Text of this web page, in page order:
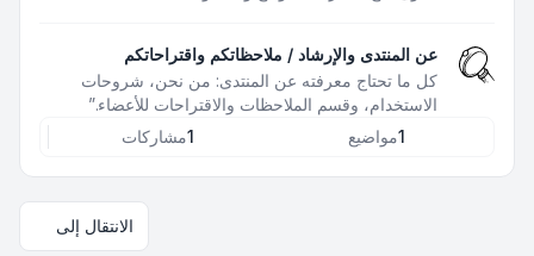
عن المنتدى والإرشاد / ملاحظاتكم واقتراحاتكم
كل ما تحتاج معرفته عن المنتدى: من نحن، شروحات
الاستخدام، وقسم الملاحظات والاقتراحات للأعضاء.”
1مواضيع 1مشاركات
الانتقال إلى